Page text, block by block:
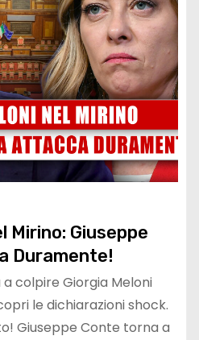
Mirino: Giuseppe
Duramente!
colpire Giorgia Meloni
le dichiarazioni shock.
Giuseppe Conte torna a